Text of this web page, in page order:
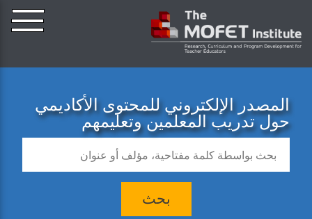
المصدر الإلكتروني للمحتوى الأكاديمي
حول تدريب المعلمين وتعليمهم
بحث